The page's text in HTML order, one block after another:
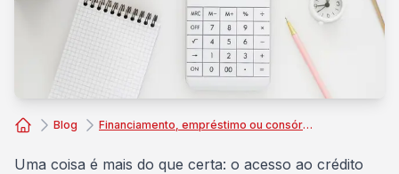
Blog Financiamento, empréstimo ou consórcio: conheça todas as opções
Uma coisa é mais do que certa: o acesso ao crédito